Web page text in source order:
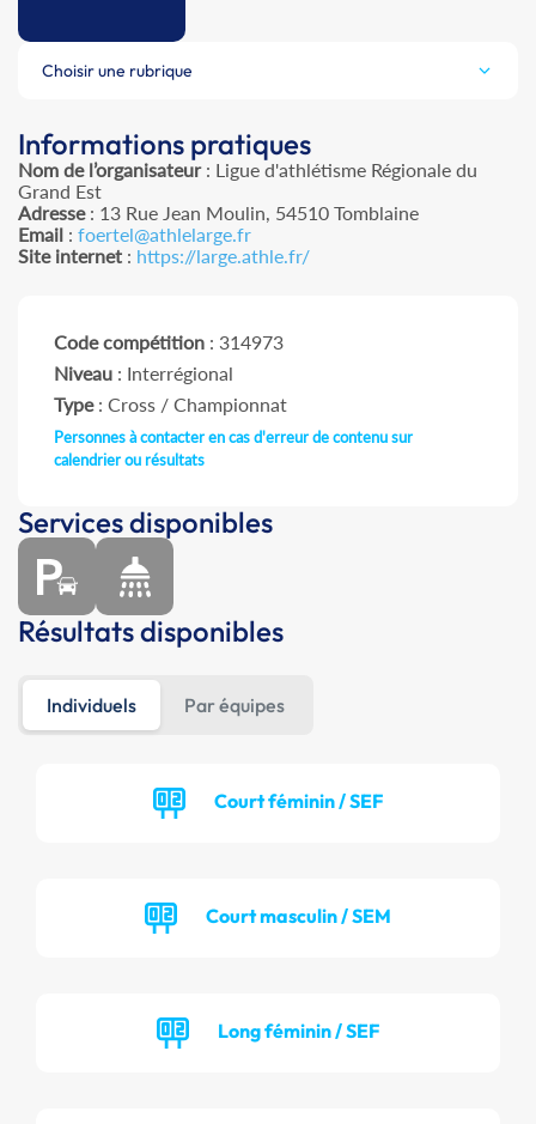
Choisir une rubrique
Informations pratiques
Nom de l’organisateur: Ligue d'athlétisme Régionale du
Grand Est
Adresse: 13 Rue Jean Moulin, 54510 Tomblaine
Email : foertel@athlelarge.fr
Site internet : https://large.athle.fr/
Code compétition : 314973
Niveau : Interrégional
Type: Cross / Championnat
Personnes à contacter en cas d'erreur de contenu sur
calendrier ou résultats
Services disponibles
Résultats disponibles
Individuels Par équipes
Court féminin / SEF
Court masculin / SEM
Long féminin / SEF